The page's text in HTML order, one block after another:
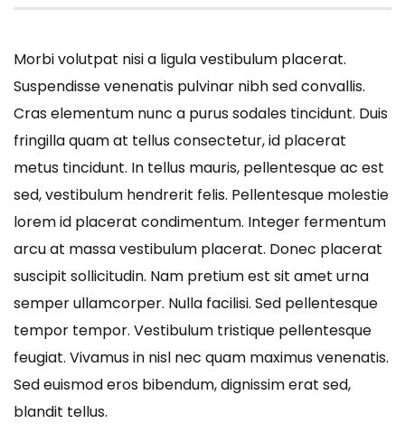
Morbi volutpat nisi a ligula vestibulum placerat.
Suspendisse venenatis pulvinar nibh sed convallis.
Cras elementum nunc a purus sodales tincidunt. Duis
fringilla quam at tellus consectetur, id placerat
metus tincidunt. In tellus mauris, pellentesque ac est
sed, vestibulum hendrerit felis. Pellentesque molestie
lorem id placerat condimentum. Integer fermentum
arcu at massa vestibulum placerat. Donec placerat
suscipit sollicitudin. Nam pretium est sit amet urna
semper ullamcorper. Nulla facilisi. Sed pellentesque
tempor tempor. Vestibulum tristique pellentesque
feugiat. Vivamus in nisl nec quam maximus venenatis.
Sed euismod eros bibendum, dignissim erat sed,
blandit tellus.